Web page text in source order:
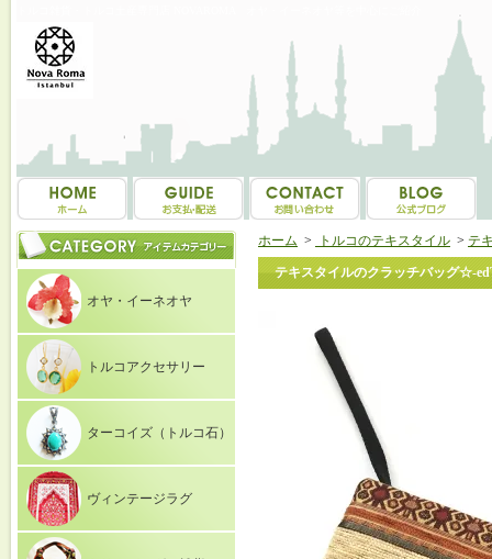
オヤ・イーネオヤ
トルコアクセサリー
ターコイズ（トルコ石）
ヴィンテージラグ
ホーム > トルコのテキスタイル > テ
テキスタイルのクラッチバッグ☆-